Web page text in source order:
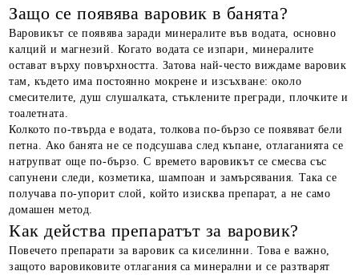
Защо се появява варовик в банята?
Варовикът се появява заради минералите във водата, основно
калций и магнезий. Когато водата се изпари, минералите
остават върху повърхността. Затова най-често виждаме варовик
там, където има постоянно мокрене и изсъхване: около
смесителите, душ слушалката, стъклените прегради, плочките и
тоалетната.
Колкото по-твърда е водата, толкова по-бързо се появяват бели
петна. Ако банята не се подсушава след къпане, отлаганията се
натрупват още по-бързо. С времето варовикът се смесва със
сапунени следи, козметика, шампоан и замърсявания. Така се
получава по-упорит слой, който изисква препарат, а не само
домашен метод.
Как действа препаратът за варовик?
Повечето препарати за варовик са киселинни. Това е важно,
защото варовиковите отлагания са минерални и се разтварят